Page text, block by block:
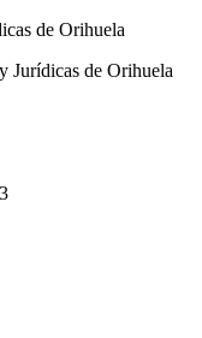
de Orihuela
Jurídicas de Orihuela